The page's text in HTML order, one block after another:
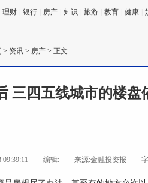
理财 银行 房产 知识 旅游 教育 健康
> 资讯 > 房产 > 正文
三四五线城市的楼
编辑: 来源:金融投资报